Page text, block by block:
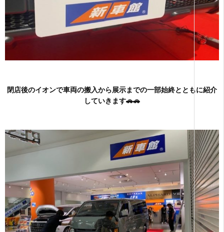
閉店後のイオンで車両の搬入から展示までの一部始終とともに紹介
していきます🚗🚗